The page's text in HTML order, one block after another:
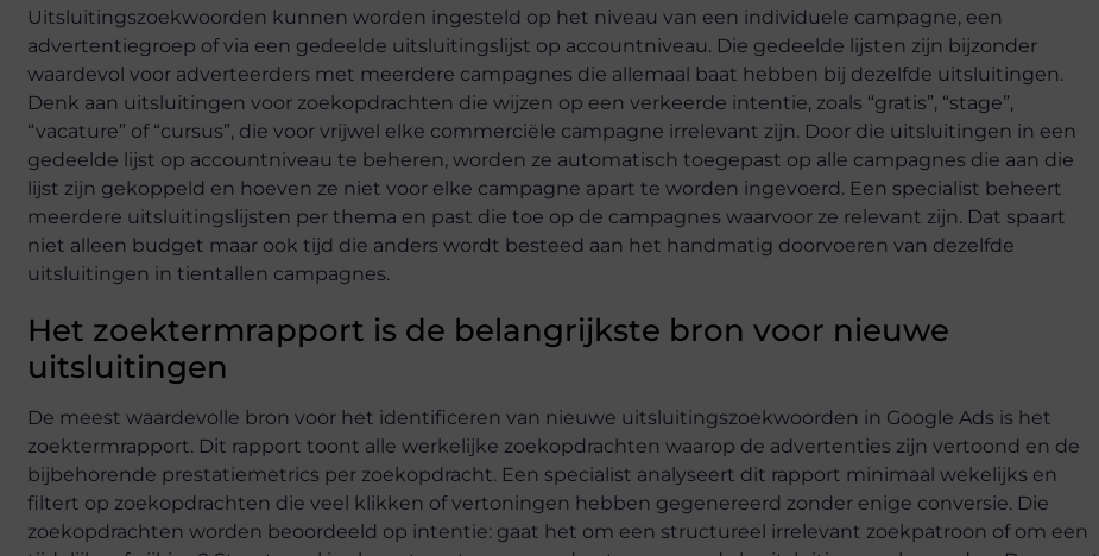
Uitsluitingszoekwoorden kunnen worden ingesteld op het niveau van een individuele campagne, een
advertentiegroep of via een gedeelde uitsluitingslijst op accountniveau. Die gedeelde lijsten zijn bijzonder
waardevol voor adverteerders met meerdere campagnes die allemaal baat hebben bij dezelfde uitsluitingen.
Denk aan uitsluitingen voor zoekopdrachten die wijzen op een verkeerde intentie, zoals “gratis”, “stage”,
“vacature” of “cursus”, die voor vrijwel elke commerciële campagne irrelevant zijn. Door die uitsluitingen in een
gedeelde lijst op accountniveau te beheren, worden ze automatisch toegepast op alle campagnes die aan die
lijst zijn gekoppeld en hoeven ze niet voor elke campagne apart te worden ingevoerd. Een specialist beheert
meerdere uitsluitingslijsten per thema en past die toe op de campagnes waarvoor ze relevant zijn. Dat spaart
niet alleen budget maar ook tijd die anders wordt besteed aan het handmatig doorvoeren van dezelfde
uitsluitingen in tientallen campagnes.
Het zoektermrapport is de belangrijkste bron voor nieuwe
uitsluitingen
De meest waardevolle bron voor het identificeren van nieuwe uitsluitingszoekwoorden in Google Ads is het
zoektermrapport. Dit rapport toont alle werkelijke zoekopdrachten waarop de advertenties zijn vertoond en de
bijbehorende prestatiemetrics per zoekopdracht. Een specialist analyseert dit rapport minimaal wekelijks en
filtert op zoekopdrachten die veel klikken of vertoningen hebben gegenereerd zonder enige conversie. Die
zoekopdrachten worden beoordeeld op intentie: gaat het om een structureel irrelevant zoekpatroon of om een